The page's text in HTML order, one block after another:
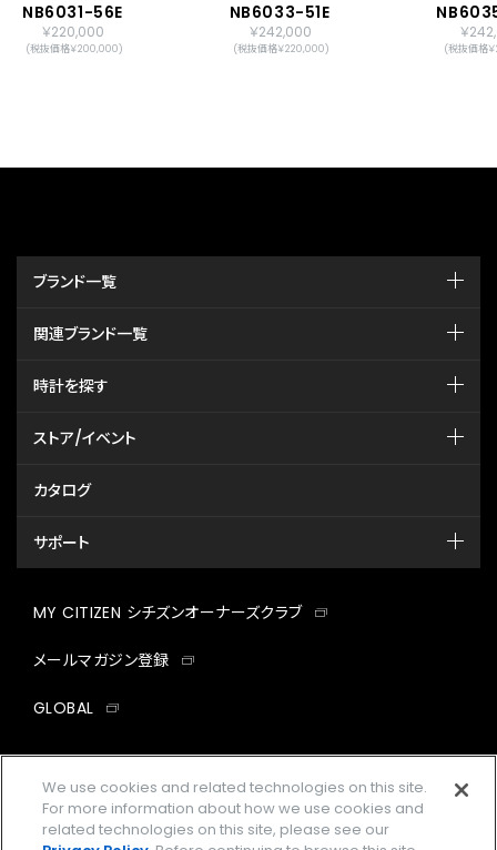
NB6031-56E
￥220,000
(税抜価格￥200,000)
NB6033-51E
￥242,000
(税抜価格￥220,000)
￥
(税抜価格
ブランド一覧
関連ブランド一覧
時計を探す
ストア/イベント
カタログ
サポート
MY CITIZEN シチズンオーナーズクラブ
メールマガジン登録
GLOBAL
We use cookies and related technologies on this site.
For more information about how we use cookies and
related technologies on this site, please see our